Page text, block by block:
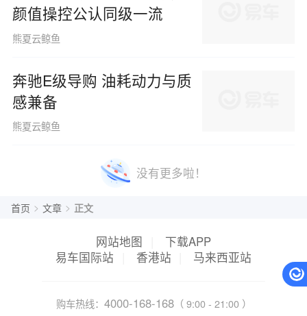
颜值操控公认同级一流
熊夏云鲸鱼
奔驰E级导购 油耗动力与质
感兼备
熊夏云鲸鱼
没有更多啦！
首页 > 文章 > 正文
网站地图
下载APP
易车国际站
香港站 马来西亚站
购车热线： 4000-168-168（ 9:00 - 21:00 ）